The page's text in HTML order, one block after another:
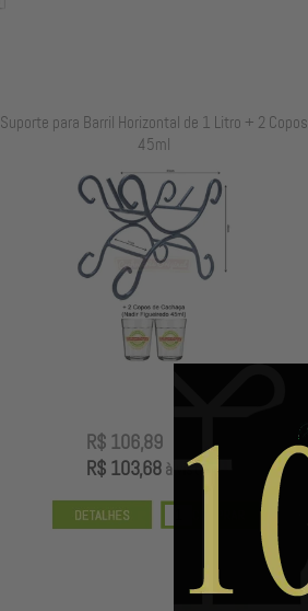
Suporte para Barril Horizontal de 1 Litro + 2 Copos
45ml
R$ 106,89
R$ 103,68à vista